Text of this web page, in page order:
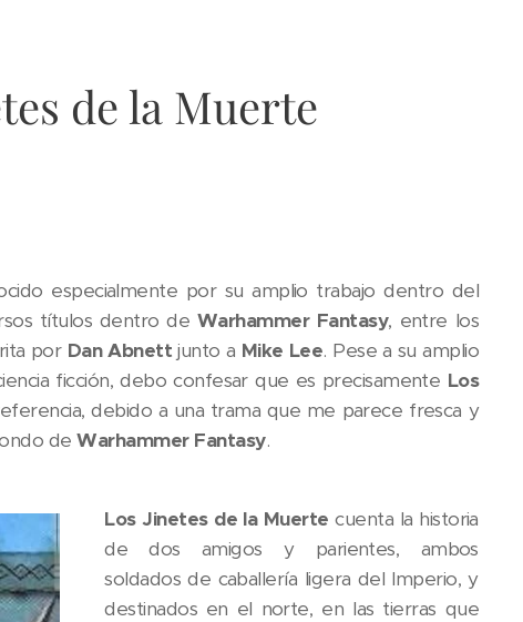
de la Muerte
especialmente por su amplio trabajo dentro del
títulos dentro de Warhammer Fantasy, entre los
por Dan Abnettjunto a Mike Lee. Pese a su amplio
ficción, debo confesar que es precisamente Los
debido a una trama que me parece fresca y
deWarhammer Fantasy.
Los Jinetes de la Muertecuenta la historia
de dos amigos y parientes, ambos
soldados de caballería ligera del Imperio, y
destinados en el norte, en las tierras que